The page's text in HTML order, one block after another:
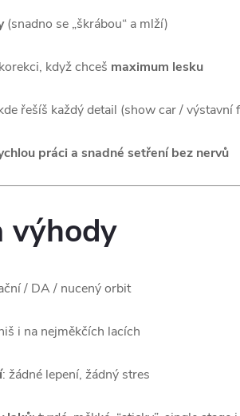
(snadno se „škrábou“ a mlží)
když chceš maximum lesku
řešíš každý detail (show car / výstavní
práci a snadné setření bez nervů
výhody
/ DA / nucený orbit
i na nejměkčích lacích
: žádné lepení, žádný stres